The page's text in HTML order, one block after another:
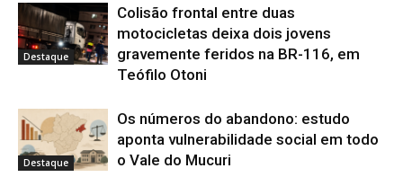
Destaque
Colisão frontal entre duas
motocicletas deixa dois jovens
gravemente feridos na BR-116, em
Teófilo Otoni
Destaque
Os números do abandono: estudo
aponta vulnerabilidade social em todo
o Vale do Mucuri